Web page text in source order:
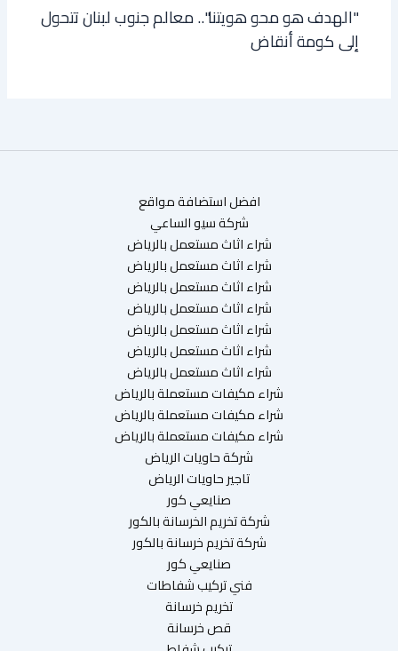
"الهدف هو محو هويتنا".. معالم جنوب لبنان تتحول
إلى كومة أنقاض
افضل استضافة مواقع
شركة سيو الساعي
شراء اثاث مستعمل بالرياض
شراء اثاث مستعمل بالرياض
شراء اثاث مستعمل بالرياض
شراء اثاث مستعمل بالرياض
شراء اثاث مستعمل بالرياض
شراء اثاث مستعمل بالرياض
شراء اثاث مستعمل بالرياض
شراء مكيفات مستعملة بالرياض
شراء مكيفات مستعملة بالرياض
شراء مكيفات مستعملة بالرياض
شركة حاويات الرياض
تاجير حاويات الرياض
صنايعي كور
شركة تخريم الخرسانة بالكور
شركة تخريم خرسانة بالكور
صنايعي كور
فني تركيب شفاطات
تخريم خرسانة
قص خرسانة